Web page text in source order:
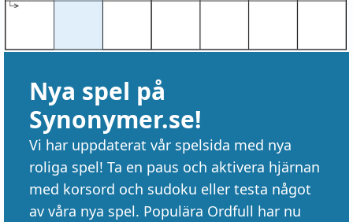
Nya spel på
Synonymer.se!
Vi har uppdaterat vår spelsida med nya
roliga spel! Ta en paus och aktivera hjärnan
med korsord och sudoku eller testa något
av våra nya spel. Populära Ordfull har nu